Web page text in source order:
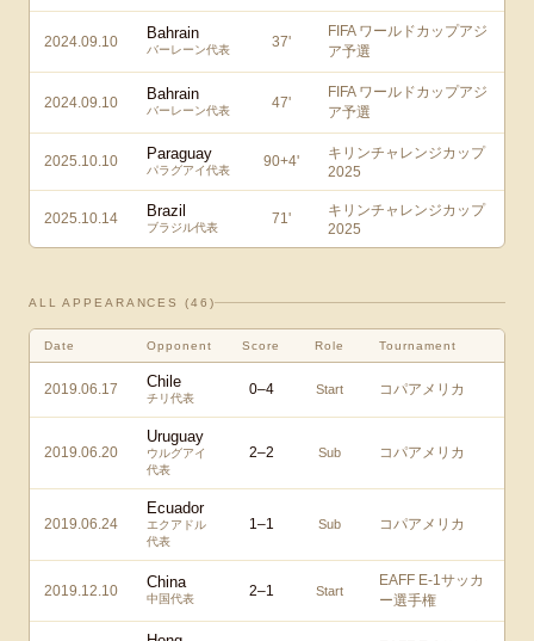
2024.09.10 Bahrain
バーレーン代表 37'
FIFA ワールドカップアジ
ア予選
2024.09.10 Bahrain
バーレーン代表 47'
FIFA ワールドカップアジ
ア予選
2025.10.10 Paraguay
パラグアイ代表
90+4'
キリンチャレンジカップ
2025
2025.10.14 Brazil
ブラジル代表
71'
キリンチャレンジカップ
2025
ALL APPEARANCES (46 )
Date Opponent Score Role Tournament
2019.06.17 Chile
チリ代表
0–4 Start コパアメリカ
2019.06.20
Uruguay
ウルグアイ
代表
2–2 Sub コパアメリカ
2019.06.24
Ecuador
エクアドル
代表
1–1 Sub コパアメリカ
2019.12.10 China
中国代表 2–1 Start
EAFF E-1サッカ
ー選手権